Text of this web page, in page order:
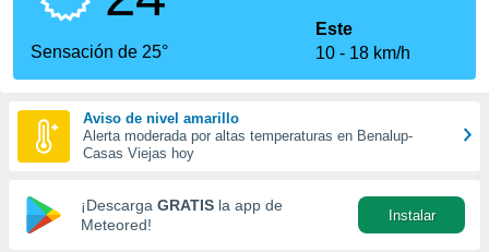
calidad.
a este
las
y
forma
digital
basada
Sensación de 25°
Este
10
18 km/h
Aviso de nivel amarillo
Alerta moderada por altas temperaturas en Benalup-
Casas Viejas hoy
¡Descarga GRATIS la app de
Meteored!
Instalar